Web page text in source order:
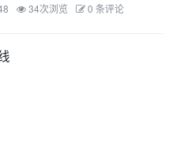
34次浏览 0 条评论